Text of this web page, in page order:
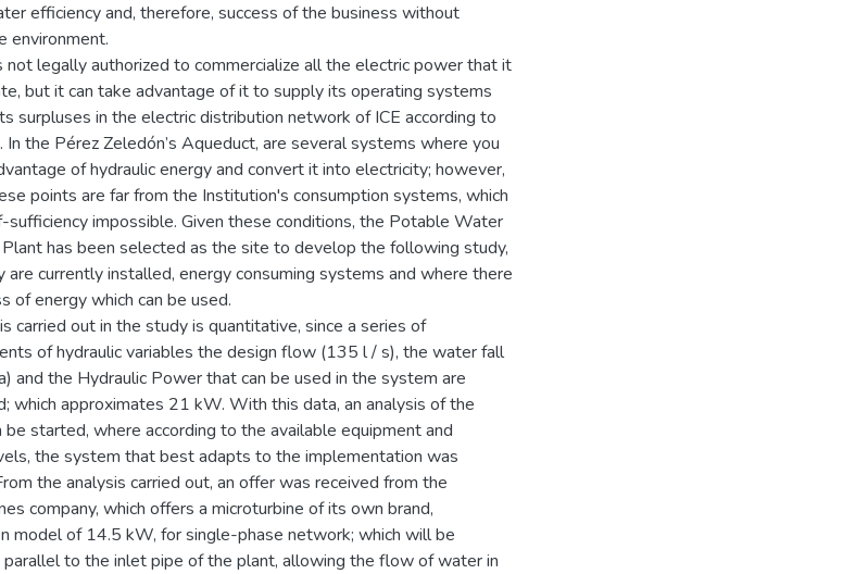
efficiency and, therefore, success of the business without
environment.
not legally authorized to commercialize all the electric power that it
but it can take advantage of it to supply its operating systems
surpluses in the electric distribution network of ICE according to
the Pérez Zeledón’s Aqueduct, are several systems where you
of hydraulic energy and convert it into electricity; however,
points are far from the Institution's consumption systems, which
sufficiency impossible. Given these conditions, the Potable Water
has been selected as the site to develop the following study,
are currently installed, energy consuming systems and where there
of energy which can be used.
carried out in the study is quantitative, since a series of
of hydraulic variables the design flow (135 l / s), the water fall
and the Hydraulic Power that can be used in the system are
which approximates 21 kW. With this data, an analysis of the
be started, where according to the available equipment and
the system that best adapts to the implementation was
the analysis carried out, an offer was received from the
company, which offers a microturbine of its own brand,
model of 14.5 kW, for single-phase network; which will be
parallel to the inlet pipe of the plant, allowing the flow of water in